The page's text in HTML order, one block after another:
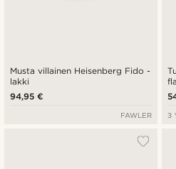
Musta villainen Heisenberg Fido -
lakki
94,95 €
FAWLER 3